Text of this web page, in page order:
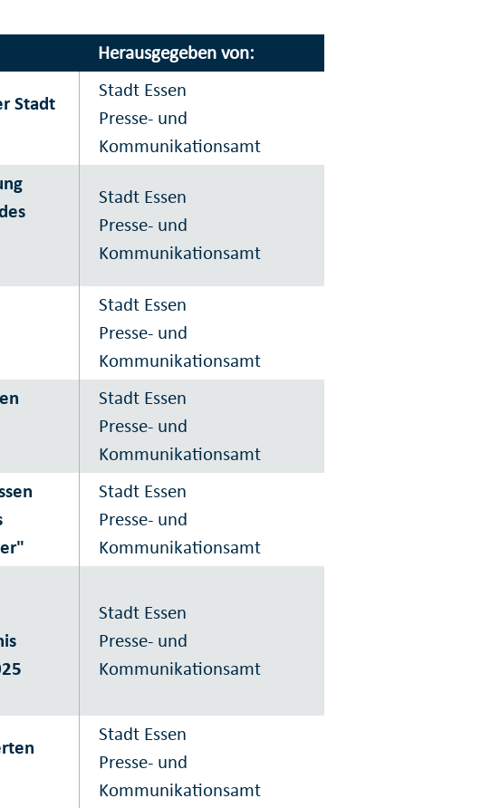
Herausgegeben von:
Stadt
Stadt Essen
Presse- und
Kommunikationsamt
Stadt Essen
Presse- und
Kommunikationsamt
Stadt Essen
Presse- und
Kommunikationsamt
Stadt Essen
Presse- und
Kommunikationsamt
Stadt Essen
Presse- und
Kommunikationsamt
Stadt Essen
Presse- und
Kommunikationsamt
Stadt Essen
Presse- und
Kommunikationsamt